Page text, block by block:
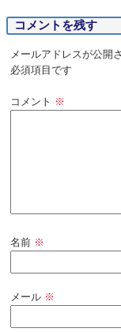
コメントを残す
メールアドレスが公開
必須項目です
コメント ※
名前 ※
メール ※